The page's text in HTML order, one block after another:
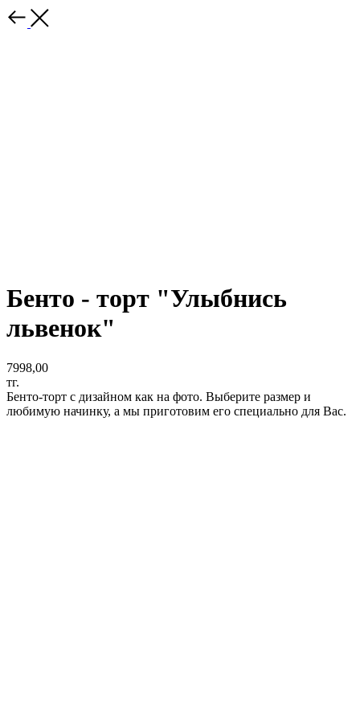
Бенто - торт "Улыбнись
львенок"
7998,00
тг.
Бенто-торт с дизайном как на фото. Выберите размер и
любимую начинку, а мы приготовим его специально для Вас.